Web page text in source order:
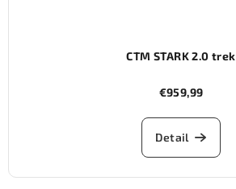
CTM STARK 2.0 trek
€959,99
Detail